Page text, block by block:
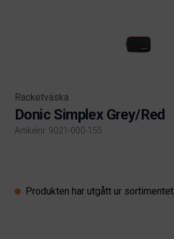
Racketväska
Donic Simplex Grey/Red
Artikelnr. 9021-000-155
Produkten har utgått ur sortimentet